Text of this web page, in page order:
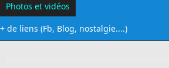
Photos et vidéos
+ de liens (Fb, Blog, nostalgie....)